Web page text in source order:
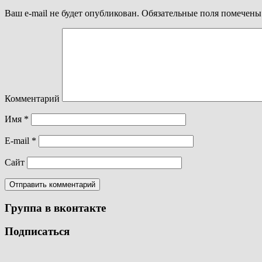
Ваш e-mail не будет опубликован. Обязательные поля
Комментарий
Имя *
E-mail *
Сайт
Группа в вконтакте
Подписаться